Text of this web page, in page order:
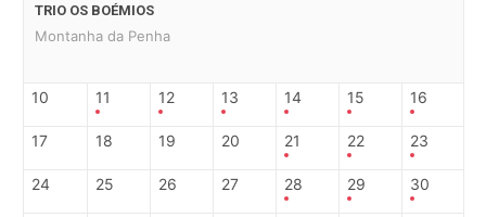
TRIO OS BOÉMIOS
Montanha da Penha
10 11 12 13 14 15 16
17 18 19 20 21 22 23
24 25 26 27 28 29 30